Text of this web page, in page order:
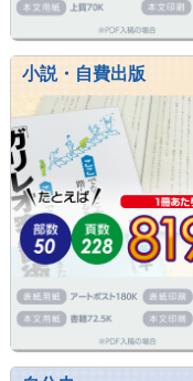
小説・自費出版